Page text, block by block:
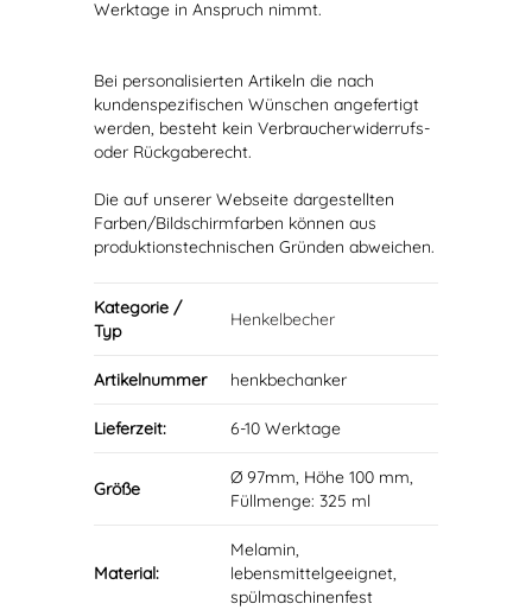
Werktage in Anspruch nimmt.
Bei personalisierten Artikeln die nach
kundenspezifischen Wünschen angefertigt
werden, besteht kein Verbraucherwiderrufs-
oder Rückgaberecht.
Die auf unserer Webseite dargestellten
Farben/Bildschirmfarben können aus
produktionstechnischen Gründen abweichen.
Kategorie /
Typ
Henkelbecher
Artikelnummer henkbechanker
Lieferzeit: 6-10 Werktage
Größe
Ø 97mm, Höhe 100 mm,
Füllmenge: 325 ml
Material:
Melamin,
lebensmittelgeeignet,
spülmaschinenfest